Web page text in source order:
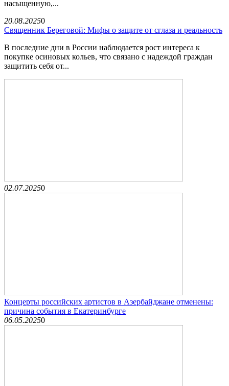
насыщенную,...
20.08.20250
Священник Береговой: Мифы о защите от сглаза и реальность
В последние дни в России наблюдается рост интереса к
покупке осиновых кольев, что связано с надеждой граждан
защитить себя от...
02.07.20250
Концерты российских артистов в Азербайджане отменены:
причина события в Екатеринбурге
06.05.20250